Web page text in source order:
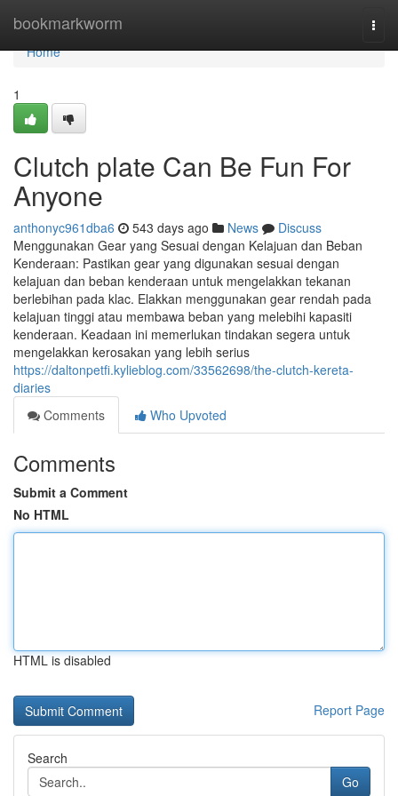
bookmarkworm
Home
Home
1
Clutch plate Can Be Fun For
Anyone
anthonyc961dba6 543 days ago News
Discuss
Menggunakan Gear yang Sesuai dengan Kelajuan dan Beban
Kenderaan: Pastikan gear yang digunakan sesuai dengan
kelajuan dan beban kenderaan untuk mengelakkan tekanan
berlebihan pada klac. Elakkan menggunakan gear rendah pada
kelajuan tinggi atau membawa beban yang melebihi kapasiti
kenderaan. Keadaan ini memerlukan tindakan segera untuk
mengelakkan kerosakan yang lebih serius
https://daltonpetfi.kylieblog.com/33562698/the-clutch-kereta-
diaries
Comments
Who Upvoted
Comments
Submit a Comment
No HTML
HTML is disabled
Report Page
Search
Go